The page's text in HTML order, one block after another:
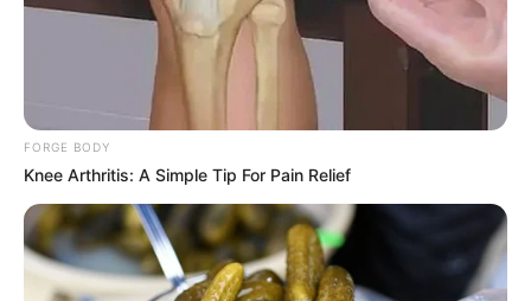
FORGE BODY
Knee Arthritis: A Simple Tip For Pain Relief